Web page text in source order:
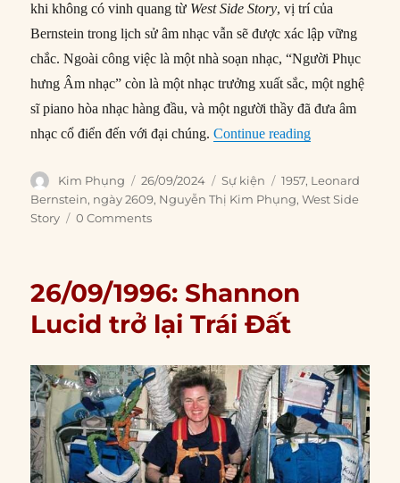
khi không có vinh quang từ West Side Story, vị trí của
Bernstein trong lịch sử âm nhạc vẫn sẽ được xác lập vững
chắc. Ngoài công việc là một nhà soạn nhạc, “Người Phục
hưng Âm nhạc” còn là một nhạc trưởng xuất sắc, một nghệ
sĩ piano hòa nhạc hàng đầu, và một người thầy đã đưa âm
nhạc cổ điển đến với đại chúng.Continue reading“26/09/1957:
Author
Kim Phụng
Posted
on
26/09/2024 Categories
Sự kiện Tags
1957, Leonard
Bernstein, ngày 2609, Nguyễn Thị Kim Phụng,West Side
Story
0 Comments
26/09/1996: Shannon
Lucid trở lại Trái Đất